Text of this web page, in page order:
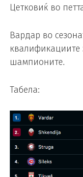
Цетковиќ во
Вардар во
квалификациите
шампионите.
Табела: